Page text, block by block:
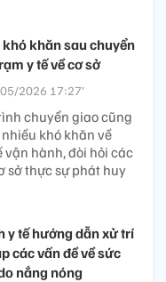
khó khăn sau chuyển
y tế về cơ sở​
2026 17:27’
chuyển giao cũng
nhiều khó khăn về
vận hành, đòi hỏi các
sở thực sự phát huy
y tế hướng dẫn xử trí
các vấn đề về sức
nắng nóng